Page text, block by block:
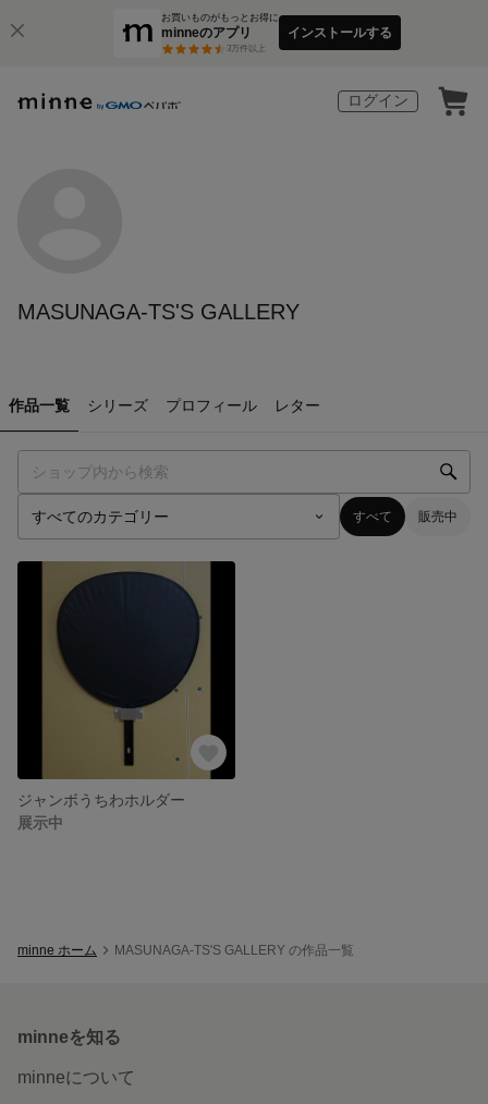
お買いものがもっとお得に
minneのアプリ
3万件以上
インストールする
ログイン
MASUNAGA-TS'S GALLERY
作品一覧 シリーズ プロフィール レター
すべて 販売中
ジャンボうちわホルダー
展示中
minne ホーム MASUNAGA-TS'S GALLERY の作品一覧
minneを知る
minneについて